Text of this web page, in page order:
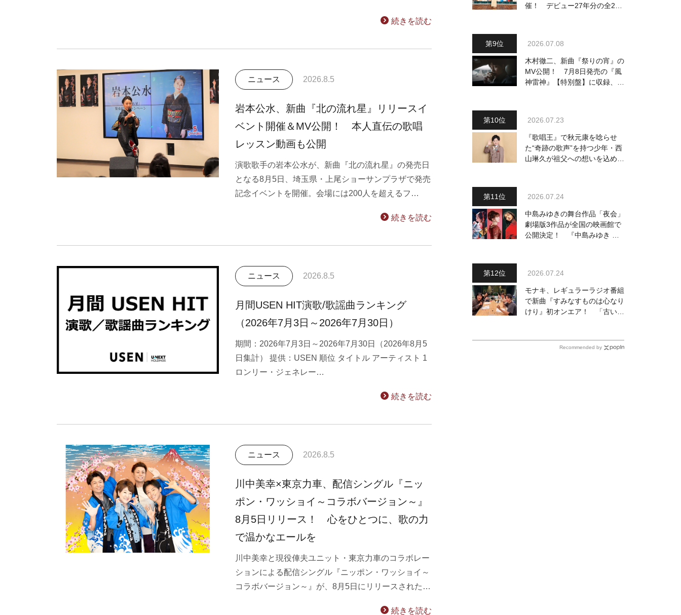
続きを読む
ニュース 2026.8.5
岩本公水、新曲『北の流れ星』リリースイ
ベント開催＆MV公開！ 本人直伝の歌唱
レッスン動画も公開
演歌歌手の岩本公水が、新曲『北の流れ星』の発売日
となる8月5日、埼玉県・上尾ショーサンプラザで発売
記念イベントを開催。会場には200人を超えるフ…
続きを読む
ニュース 2026.8.5
月間USEN HIT演歌/歌謡曲ランキング
（2026年7月3日～2026年7月30日）
期間：2026年7月3日～2026年7月30日（2026年8月5
日集計） 提供：USEN 順位 タイトル アーティスト 1
ロンリー・ジェネレー…
続きを読む
ニュース 2026.8.5
川中美幸×東京力車、配信シングル『ニッ
ポン・ワッショイ～コラボバージョン～』
8月5日リリース！ 心をひとつに、歌の力
で温かなエールを
川中美幸と現役俥夫ユニット・東京力車のコラボレー
ションによる配信シングル『ニッポン・ワッショイ～
コラボバージョン～』が、8月5日にリリースされた…
続きを読む
催！ デビュー27年分の全280
2026.07.08
木村徹二、新曲『祭りの宵』の
MV公開！ 7月8日発売の『風
神雷神』【特別盤】に収録、デ
2026.07.23
『歌唱王』で秋元康を唸らせ
た“奇跡の歌声”を持つ少年・西
山琳久が祖父への想いを込めた
いちゃんとの絆を歌った曲を聴
いてください！」
2026.07.24
中島みゆきの舞台作品「夜会」
劇場版3作品が全国の映画館で
公開決定！ 『中島みゆき 劇
2026.07.24
モナキ、レギュラーラジオ番組
で新曲『すみなすものは心なり
けり』初オンエア！ 「古い言
Recommended by